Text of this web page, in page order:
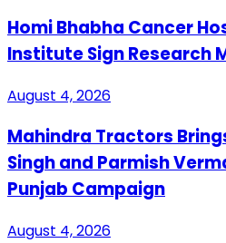
Homi Bhabha Cancer
Institute Sign Research
August 4, 2026
Mahindra Tractors
Singh and Parmish
Punjab Campaign
August 4, 2026